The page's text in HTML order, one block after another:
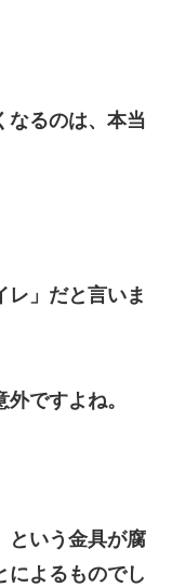
なるのは、本当
レ」だと言いま
ですよね。
という金具が腐
によるものでし